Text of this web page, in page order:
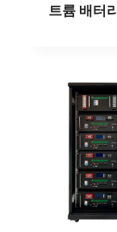
트륨 배터리